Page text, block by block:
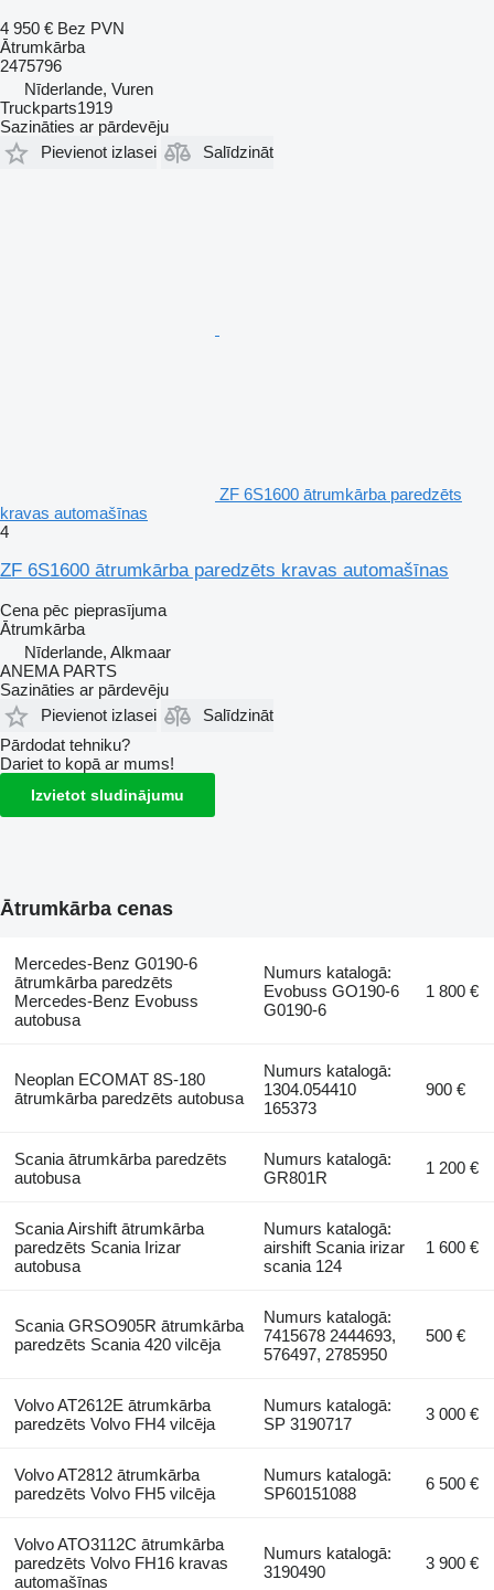
4 950 € Bez PVN
Ātrumkārba
2475796
Nīderlande, Vuren
Truckparts1919
Sazināties ar pārdevēju
Pievienot izlasei
Salīdzināt
ZF 6S1600 ātrumkārba paredzēts
kravas automašīnas
4
ZF 6S1600 ātrumkārba paredzēts kravas automašīnas
Cena pēc pieprasījuma
Ātrumkārba
Nīderlande, Alkmaar
ANEMA PARTS
Sazināties ar pārdevēju
Pievienot izlasei
Salīdzināt
Pārdodat tehniku?
Dariet to kopā ar mums!
Izvietot sludinājumu
Ātrumkārba cenas
Mercedes-Benz G0190-6
ātrumkārba paredzēts
Mercedes-Benz Evobuss
autobusa
Numurs katalogā:
Evobuss GO190-6
G0190-6
1 800 €
Neoplan ECOMAT 8S-180
ātrumkārba paredzēts autobusa
Numurs katalogā:
1304.054410
165373
900 €
Scania ātrumkārba paredzēts
autobusa
Numurs katalogā:
GR801R
1 200 €
Scania Airshift ātrumkārba
paredzēts Scania Irizar
autobusa
Numurs katalogā:
airshift Scania irizar
scania 124
1 600 €
Scania GRSO905R ātrumkārba
paredzēts Scania 420 vilcēja
Numurs katalogā:
7415678 2444693,
576497, 2785950
500 €
Volvo AT2612E ātrumkārba
paredzēts Volvo FH4 vilcēja
Numurs katalogā:
SP 3190717
3 000 €
Volvo AT2812 ātrumkārba
paredzēts Volvo FH5 vilcēja
Numurs katalogā:
SP60151088
6 500 €
Volvo ATO3112C ātrumkārba
paredzēts Volvo FH16 kravas
automašīnas
Numurs katalogā:
3190490
3 900 €